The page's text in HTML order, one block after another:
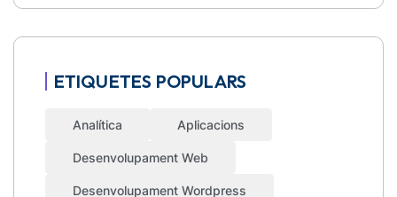
ETIQUETES POPULARS
Analítica Aplicacions
Desenvolupament Web
Desenvolupament Wordpress